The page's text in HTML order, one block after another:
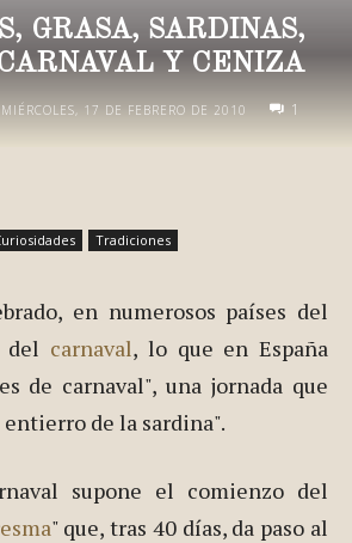
GRASA, SARDINAS,
Y CENIZA
MIÉRCOLES, 17 DE FEBRERO DE 2010 1
Tradiciones
en numerosos países del
del carnaval, lo que en España
de carnaval", una jornada que
de la sardina".
supone el comienzo del
" que, tras 40 días, da paso al